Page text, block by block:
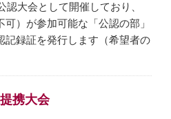
認大会として開催しており、
）が参加可能な「公認の部」
記録証を発行します（希望者の
携大会